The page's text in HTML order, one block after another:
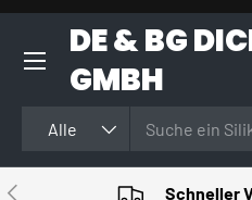
DIREKT ZUM INHALT
DE & BG
GMBH
Alle
VORHERIGE Schneller